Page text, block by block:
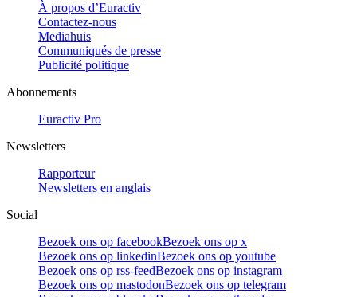
À propos d’Euractiv
Contactez-nous
Mediahuis
Communiqués de presse
Publicité politique
Abonnements
Euractiv Pro
Newsletters
Rapporteur
Newsletters en anglais
Social
Bezoek ons op facebookBezoek ons op x
Bezoek ons op linkedinBezoek ons op youtube
Bezoek ons op rss-feedBezoek ons op instagram
Bezoek ons op mastodonBezoek ons op telegram